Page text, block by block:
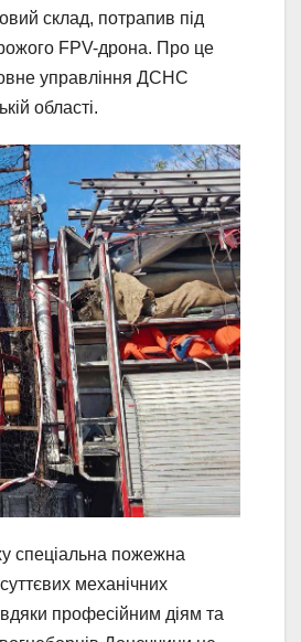
склад, потрапив під
FPV-дрона. Про це
управління ДСНС
області.
спеціальна пожежна
механічних
професійним діям та